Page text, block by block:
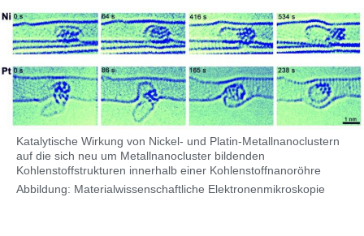
Katalytische Wirkung von Nickel- und Platin-Metallnanoclustern
auf die sich neu um Metallnanocluster bildenden
Kohlenstoffstrukturen innerhalb einer Kohlenstoffnanoröhre
Abbildung: Materialwissenschaftliche Elektronenmikroskopie